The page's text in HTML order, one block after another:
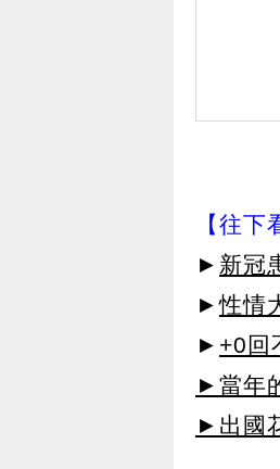
【往下
► 新冠
►性情
► +0回
►當年
►出國